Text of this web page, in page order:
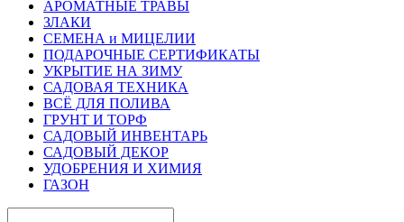
АРОМАТНЫЕ ТРАВЫ
ЗЛАКИ
СЕМЕНА и МИЦЕЛИИ
ПОДАРОЧНЫЕ СЕРТИФИКАТЫ
УКРЫТИЕ НА ЗИМУ
САДОВАЯ ТЕХНИКА
ВСЁ ДЛЯ ПОЛИВА
ГРУНТ И ТОРФ
САДОВЫЙ ИНВЕНТАРЬ
САДОВЫЙ ДЕКОР
УДОБРЕНИЯ И ХИМИЯ
ГАЗОН